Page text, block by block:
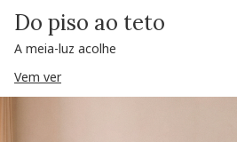
Do piso ao teto
A meia-luz acolhe
Vem ver